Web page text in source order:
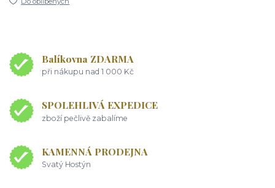
Balíkovna ZDARMA
při nákupu nad 1 000 Kč
SPOLEHLIVÁ EXPEDICE
zboží pečlivě zabalíme
KAMENNÁ PRODEJNA
Svatý Hostýn